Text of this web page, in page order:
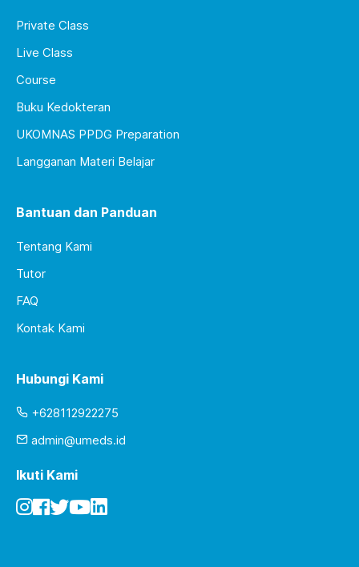
Private Class
Live Class
Course
Buku Kedokteran
UKOMNAS PPDG Preparation
Langganan Materi Belajar
Bantuan dan Panduan
Tentang Kami
Tutor
FAQ
Kontak Kami
Hubungi Kami
+628112922275
admin@umeds.id
Ikuti Kami